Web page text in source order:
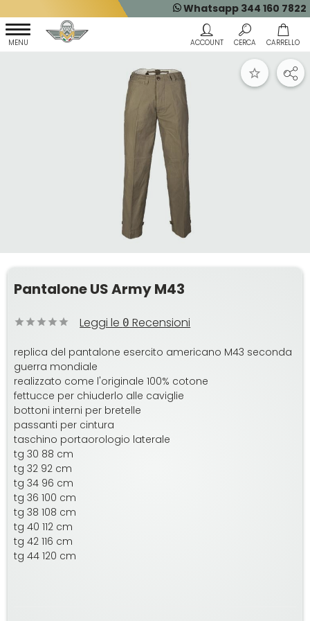
Whatsapp 344 160 7822
Pantalone US Army M43
Leggi le 0 Recensioni
replica del pantalone esercito americano M43 seconda
guerra mondiale
realizzato come l'originale 100% cotone
fettucce per chiuderlo alle caviglie
bottoni interni per bretelle
passanti per cintura
taschino portaorologio laterale
tg 30 88 cm
tg 32 92 cm
tg 34 96 cm
tg 36 100 cm
tg 38 108 cm
tg 40 112 cm
tg 42 116 cm
tg 44 120 cm